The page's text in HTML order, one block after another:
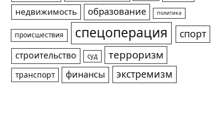
недвижимость
образование политика
происшествия спецоперация спорт
строительство суд терроризм
транспорт финансы экстремизм